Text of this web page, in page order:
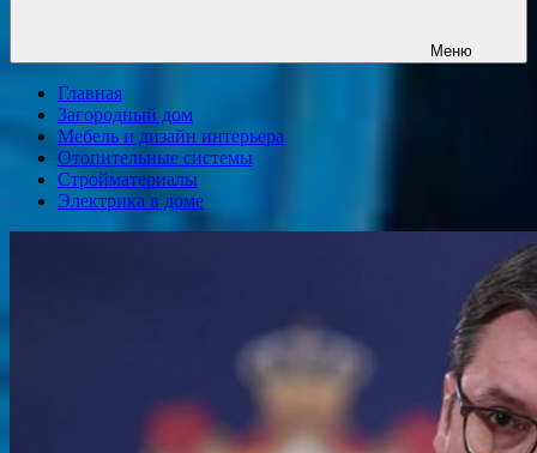
Меню
Главная
Загородный дом
Мебель и дизайн интерьера
Отопительные системы
Стройматериалы
Электрика в доме